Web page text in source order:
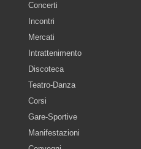
Concerti
Incontri
Mercati
Intrattenimento
Discoteca
Teatro-Danza
Corsi
Gare-Sportive
Manifestazioni